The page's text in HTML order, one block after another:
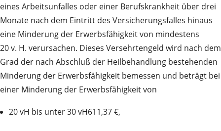
eines Arbeitsunfalles oder einer Berufskrankheit über drei
Monate nach dem Eintritt des Versicherungsfalles hinaus
eine Minderung der Erwerbsfähigkeit von mindestens
20 v. H. verursachen. Dieses Versehrtengeld wird nach dem
Grad der nach Abschluß der Heilbehandlung bestehenden
Minderung der Erwerbsfähigkeit bemessen und beträgt bei
einer Minderung der Erwerbsfähigkeit von
20 vH bis unter 30 vH611,37 €,